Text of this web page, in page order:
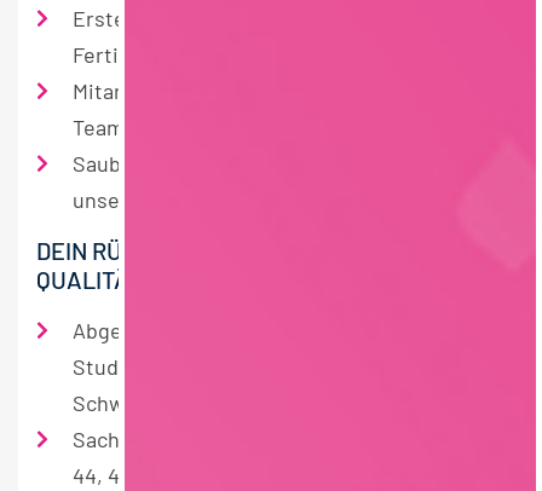
Erstellung und Pflege von Rohwaren- und
Fertigwarenspezifikationen
Mitarbeit und Leitung verschiedener HACCP
Teams
Saubere Dokumentation und Arbeiten nach
unseren Qualitäts- und Hygienestandards
DEIN RÜSTZEUG FÜR UNSEREN
QUALITÄTSANSPRUCH
Abgeschlossenes naturwissenschaftliches
Studium mit mikrobiologischem
Schwerpunkt
Sachkenntnis für die S2 Zulassung gemäß §§
44, 47 IfSG